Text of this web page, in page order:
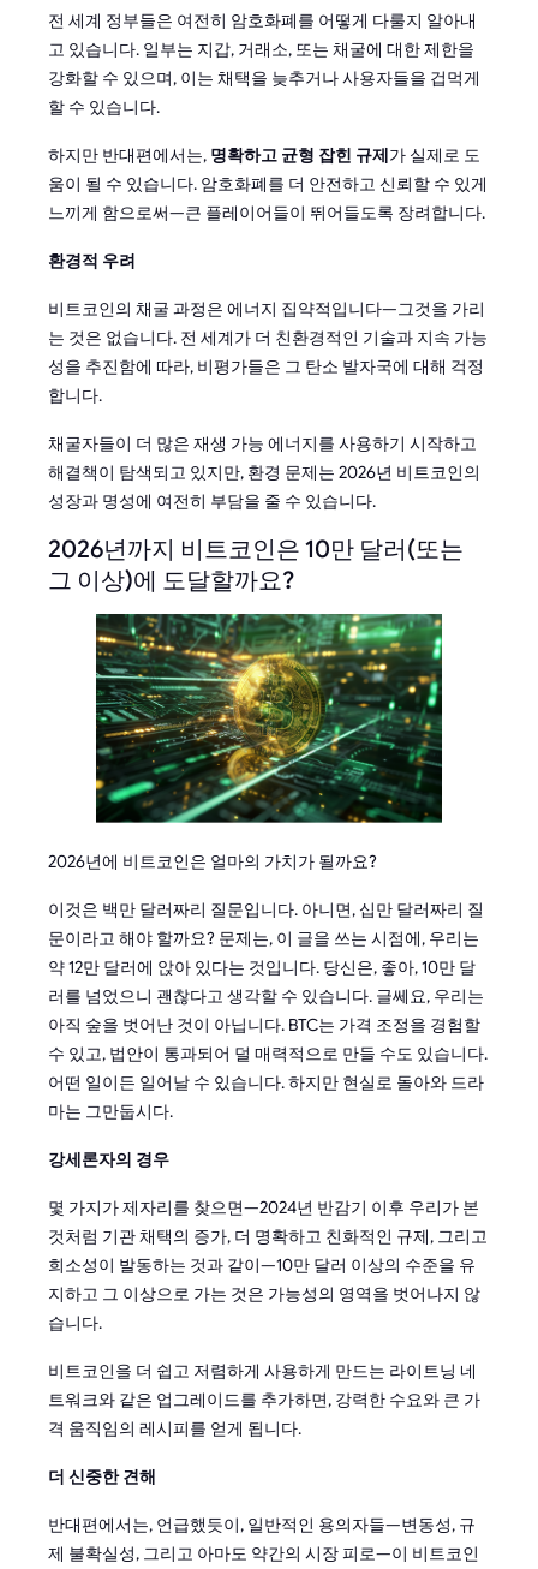
전 세계 정부들은 여전히 암호화폐를 어떻게 다룰지 알아내
고 있습니다. 일부는 지갑, 거래소, 또는 채굴에 대한 제한을
강화할 수 있으며, 이는 채택을 늦추거나 사용자들을 겁먹게
할 수 있습니다.
하지만 반대편에서는, 명확하고 균형 잡힌 규제가 실제로 도
움이 될 수 있습니다. 암호화폐를 더 안전하고 신뢰할 수 있게
느끼게 함으로써—큰 플레이어들이 뛰어들도록 장려합니다.
환경적 우려
비트코인의 채굴 과정은 에너지 집약적입니다—그것을 가리
는 것은 없습니다. 전 세계가 더 친환경적인 기술과 지속 가능
성을 추진함에 따라, 비평가들은 그 탄소 발자국에 대해 걱정
합니다.
채굴자들이 더 많은 재생 가능 에너지를 사용하기 시작하고
해결책이 탐색되고 있지만, 환경 문제는 2026년 비트코인의
성장과 명성에 여전히 부담을 줄 수 있습니다.
2026년까지 비트코인은 10만 달러(또는
그 이상)에 도달할까요?
2026년에 비트코인은 얼마의 가치가 될까요?
이것은 백만 달러짜리 질문입니다. 아니면, 십만 달러짜리 질
문이라고 해야 할까요? 문제는, 이 글을 쓰는 시점에, 우리는
약 12만 달러에 앉아 있다는 것입니다. 당신은, 좋아, 10만 달
러를 넘었으니 괜찮다고 생각할 수 있습니다. 글쎄요, 우리는
아직 숲을 벗어난 것이 아닙니다. BTC는 가격 조정을 경험할
수 있고, 법안이 통과되어 덜 매력적으로 만들 수도 있습니다.
어떤 일이든 일어날 수 있습니다. 하지만 현실로 돌아와 드라
마는 그만둡시다.
강세론자의 경우
몇 가지가 제자리를 찾으면—2024년 반감기 이후 우리가 본
것처럼 기관 채택의 증가, 더 명확하고 친화적인 규제, 그리고
희소성이 발동하는 것과 같이—10만 달러 이상의 수준을 유
지하고 그 이상으로 가는 것은 가능성의 영역을 벗어나지 않
습니다.
비트코인을 더 쉽고 저렴하게 사용하게 만드는 라이트닝 네
트워크와 같은 업그레이드를 추가하면, 강력한 수요와 큰 가
격 움직임의 레시피를 얻게 됩니다.
더 신중한 견해
반대편에서는, 언급했듯이, 일반적인 용의자들—변동성, 규
제 불확실성, 그리고 아마도 약간의 시장 피로—이 비트코인